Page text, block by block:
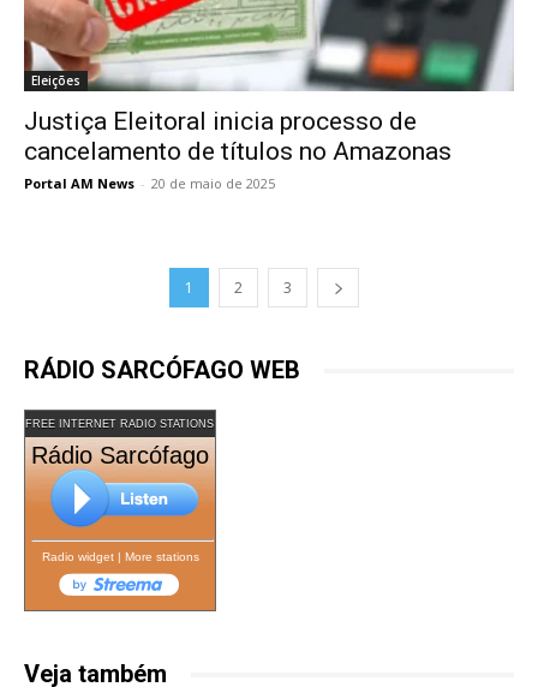
Eleições
Justiça Eleitoral inicia processo de
cancelamento de títulos no Amazonas
Portal AM News - 20 de maio de 2025
1 2 3
RÁDIO SARCÓFAGO WEB
FREE INTERNET RADIO STATIONS
Rádio Sarcófago
Radio widget| More stations
Veja também